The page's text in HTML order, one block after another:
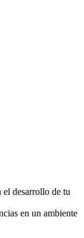
desarrollo de tu
en un ambiente